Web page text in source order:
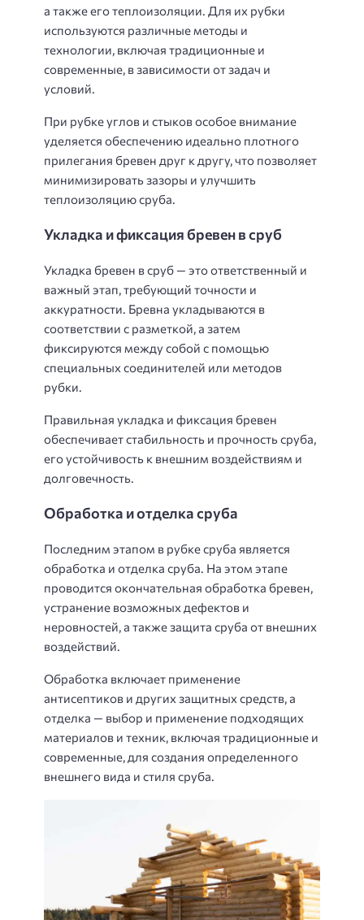
а также его теплоизоляции. Для их рубки
используются различные методы и
технологии, включая традиционные и
современные, в зависимости от задач и
условий.
При рубке углов и стыков особое внимание
уделяется обеспечению идеально плотного
прилегания бревен друг к другу, что позволяет
минимизировать зазоры и улучшить
теплоизоляцию сруба.
Укладка и фиксация бревен в сруб
Укладка бревен в сруб — это ответственный и
важный этап, требующий точности и
аккуратности. Бревна укладываются в
соответствии с разметкой, а затем
фиксируются между собой с помощью
специальных соединителей или методов
рубки.
Правильная укладка и фиксация бревен
обеспечивает стабильность и прочность сруба,
его устойчивость к внешним воздействиям и
долговечность.
Обработка и отделка сруба
Последним этапом в рубке сруба является
обработка и отделка сруба. На этом этапе
проводится окончательная обработка бревен,
устранение возможных дефектов и
неровностей, а также защита сруба от внешних
воздействий.
Обработка включает применение
антисептиков и других защитных средств, а
отделка — выбор и применение подходящих
материалов и техник, включая традиционные и
современные, для создания определенного
внешнего вида и стиля сруба.